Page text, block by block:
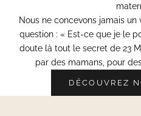
Nous ne concevons jamais
question : « Est-ce que je le
doute là tout le secret de 23
par des mamans, pour
DÉCOUVREZ